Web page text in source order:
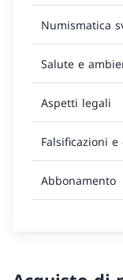
Numismatica
Salute e
Aspetti legali
Falsificazioni
Abbonamento